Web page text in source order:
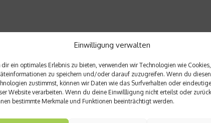
Einwilligung verwalten
dir ein optimales Erlebnis zu bieten, verwenden wir Technologien wie
zu speichern und/oder darauf zuzugreifen. Wenn du diesen
zustimmst, können wir Daten wie das Surfverhalten oder
Website verarbeiten. Wenn du deine Einwillligung nicht erteilst oder
bestimmte Merkmale und Funktionen beeinträchtigt werden.